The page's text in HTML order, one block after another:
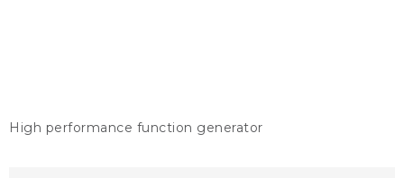
High performance function generator